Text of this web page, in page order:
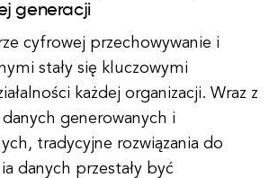
generacji
cyfrowej przechowywanie i
stały się kluczowymi
każdej organizacji. Wraz z
generowanych i
tradycyjne rozwiązania do
danych przestały być